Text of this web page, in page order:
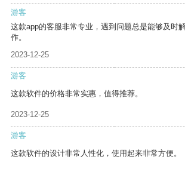
游客
这款app的客服非常专业，遇到问题总是能够及时
作。
2023-12-25
游客
这款软件的价格非常实惠，值得推荐。
2023-12-25
游客
这款软件的设计非常人性化，使用起来非常方便。